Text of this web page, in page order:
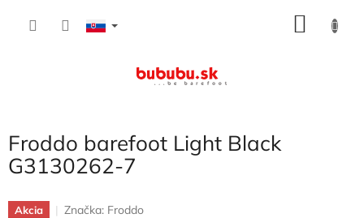
Froddo barefoot Light Black
G3130262-7
Akcia Značka: Froddo